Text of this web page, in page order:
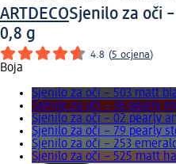
ARTDECOSjenilo za oči
0,8 g
4.8 (5 ocjena)
Boja
Sjenilo za oči – 503 matt
Sjenilo za oči – 36 pearly
Sjenilo za oči – 02 pearly
Sjenilo za oči – 79 pearly
Sjenilo za oči – 253
Sjenilo za oči – 525 matt